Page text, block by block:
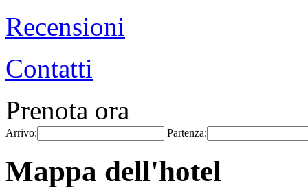
Recensioni
Contatti
Prenota ora
Arrivo: Partenza:
Mappa dell'hotel